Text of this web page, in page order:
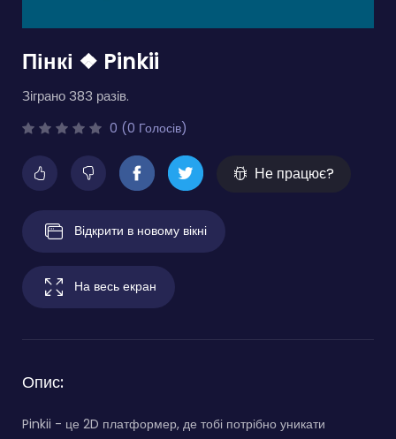
Пінкі ❖ Pinkii
Зіграно 383 разів.
0 (0 Голосів)
Не працює?
Відкрити в новому вікні
На весь екран
Опис:
Pinkii - це 2D платформер, де тобі потрібно уникати